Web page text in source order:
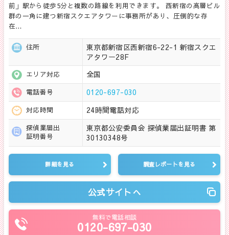
前」駅から徒歩5分と複数の路線を利用できます。 西新宿の高層ビル
群の一角に建つ新宿スクエアタワーに事務所があり、圧倒的な存
在…
住所
東京都新宿区西新宿6-22-1 新宿スクエ
アタワー28F
エリア対応 全国
電話番号 0120-697-030
対応時間 24時間電話対応
探偵業届出
証明番号
東京都公安委員会 探偵業届出証明書 第
30130348号
詳細を見る 調査レポートを見る
公式サイトへ
無料で電話相談
0120-697-030